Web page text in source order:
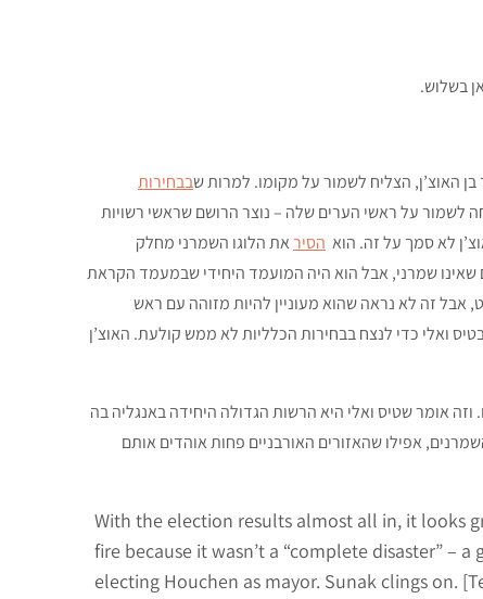
האוצ’ן, הצליח לשמור על מקומו. למרות שבבחירות
לשמור על ראשי הערים שלה – נוצר הרושם שראשי רשויות
לא סמך על זה. הוא הסיראת הלוגו השמרני מחלק
שאינו שמרני, אבל הוא היה המועמד היחידי שבמעמד הקראת
זה לא נראה שהוא מעוניין להיות מזוהה עם ראש
ואלי כדי לנצח בבחירות הכלליות לא ממש קולעת. האוצ’ן
אומר שטיס ואלי היא הרשות הגדולה היחידה באנגליה בה
אפילו שהאזורים האורבניים פחות אוהדים אותם
With the election results almost all in, it looks
fire because it wasn’t a “complete disaster” –
electing Houchen as mayor. Sunak clings on.